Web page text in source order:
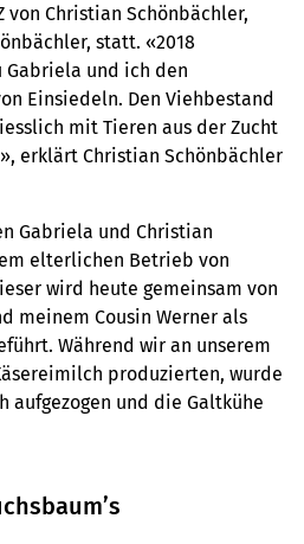
von Christian Schönbächler,
statt. «2018
Gabriela und ich den
Einsiedeln. Den Viehbestand
mit Tieren aus der Zucht
erklärt Christian Schönbächler
Gabriela und Christian
elterlichen Betrieb von
wird heute gemeinsam von
meinem Cousin Werner als
Während wir an unserem
produzierten, wurde
aufgezogen und die Galtkühe